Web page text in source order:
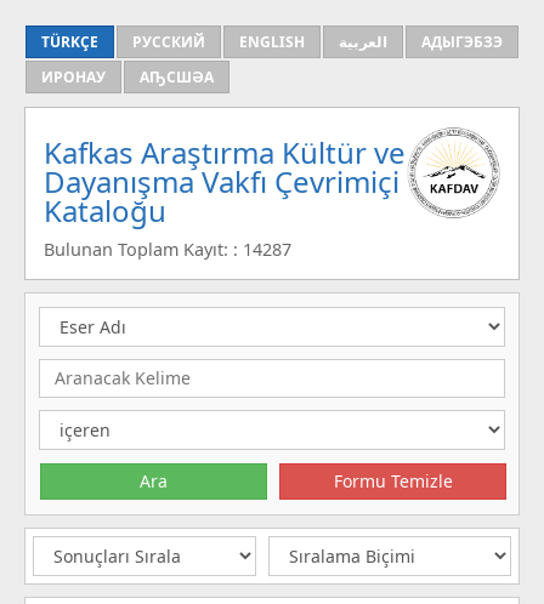
TÜRKÇE РУССКИЙ ENGLISH العربية
АДЫГЭБЗЭ
ИРОНАУ
АҦСШӘА
Kafkas Araştırma Kültür ve
Dayanışma Vakfı Çevrimiçi
Kataloğu
Bulunan Toplam Kayıt: : 14287